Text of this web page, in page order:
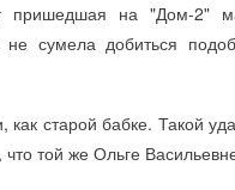
на "Дом-2"
сумела добиться
как старой бабке. Такой
той же Ольге